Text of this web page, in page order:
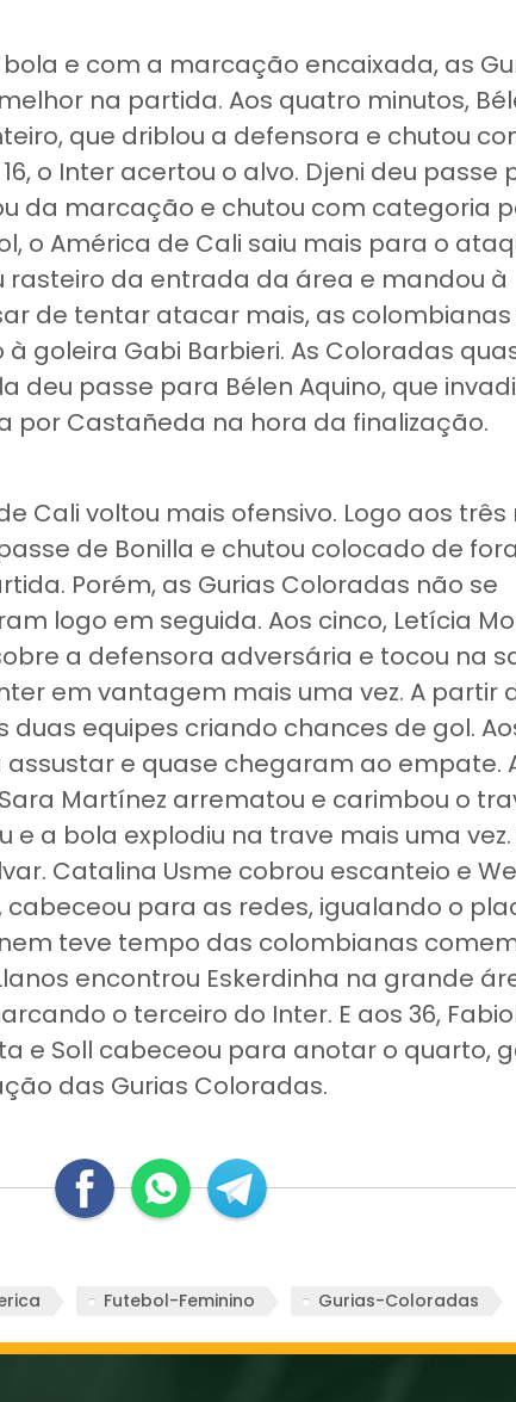
e com a marcação encaixada, as
na partida. Aos quatro minutos,
que driblou a defensora e chutou
o Inter acertou o alvo. Djeni deu passe
da marcação e chutou com categoria
o América de Cali saiu mais para o
rasteiro da entrada da área e mandou à
de tentar atacar mais, as
goleira Gabi Barbieri. As Coloradas
deu passe para Bélen Aquino, que
por Castañeda na hora da finalização.
Cali voltou mais ofensivo. Logo aos três
de Bonilla e chutou colocado de
Porém, as Gurias Coloradas não se
logo em seguida. Aos cinco, Letícia
a defensora adversária e tocou na
em vantagem mais uma vez. A partir
equipes criando chances de gol.
e quase chegaram ao empate.
Martínez arrematou e carimbou o
e a bola explodiu na trave mais uma
Catalina Usme cobrou escanteio e
para as redes, igualando o
teve tempo das colombianas
encontrou Eskerdinha na grande
o terceiro do Inter. E aos 36,
e Soll cabeceou para anotar o quarto,
das Gurias Coloradas.
Futebol-Feminino Gurias-Coloradas